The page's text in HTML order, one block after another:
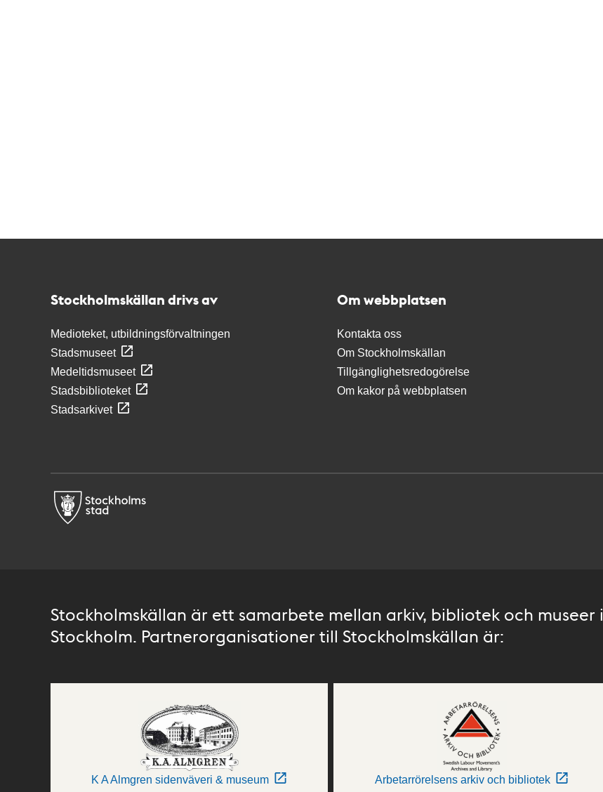
Stockholmskällan drivs av
Medioteket, utbildningsförvaltningen
Stadsmuseet
Medeltidsmuseet
Stadsbiblioteket
Stadsarkivet
Om webbplatsen
Kontakta oss
Om Stockholmskällan
Tillgänglighetsredogörelse
Om kakor på webbplatsen
Stockholmskällan är ett samarbete mellan arkiv, bibliotek och museer i
Stockholm. Partnerorganisationer till Stockholmskällan är:
K A Almgren sidenväveri & museum Arbetarrörelsens arkiv och bibliotek